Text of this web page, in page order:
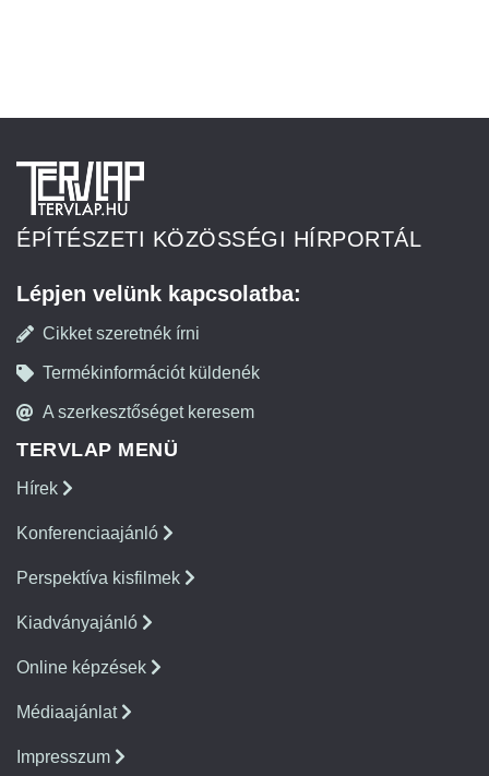
ÉPÍTÉSZETI KÖZÖSSÉGI HÍRPORTÁL
Lépjen velünk kapcsolatba:
Cikket szeretnék írni
Termékinformációt küldenék
A szerkesztőséget keresem
TERVLAP MENÜ
Hírek
Konferenciaajánló
Perspektíva kisfilmek
Kiadványajánló
Online képzések
Médiaajánlat
Impresszum